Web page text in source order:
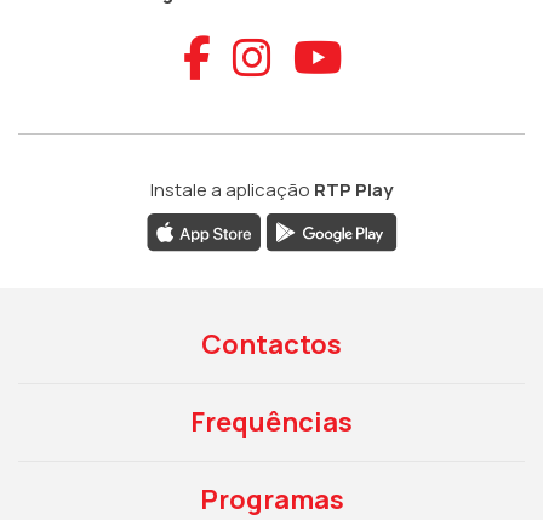
Aceder ao
Aceder ao
Aceder
Instale a aplicação RTP Play
Contactos
Frequências
Programas